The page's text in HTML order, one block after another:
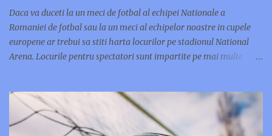
Daca va duceti la un meci de fotbal al echipei Nationale a
Romaniei de fotbal sau la un meci al echipelor noastre in cupele
europene ar trebui sa stiti harta locurilor pe stadionul National
Arena. Locurile pentru spectatori sunt impartite pe mai multe
inelul 2 al stadionului, dar la tribuna) si categoria a 3-a si a 4-a
care se afla in peluze. National Arena - Schema locuri stadion
Peluza I Nord - intrare Str. Pierre de Coubertin (Bilete Categorie 3